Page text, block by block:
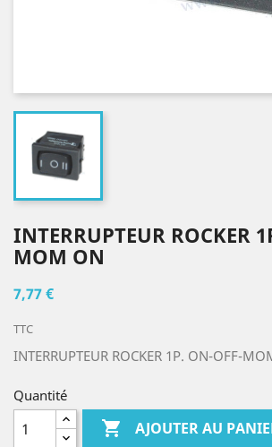
INTERRUPTEUR ROCKER
MOM ON
7,77 €
TTC
INTERRUPTEUR ROCKER 1P. ON-OFF-
Quantité
 AJOUTER AU